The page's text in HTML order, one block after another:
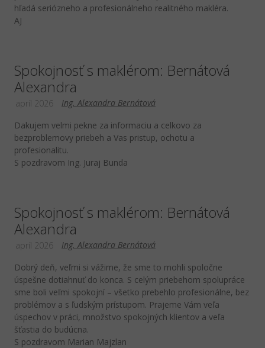
hľadá seriózneho a profesionálneho realitného makléra.
AJ
Spokojnosť s maklérom: Bernátová
Alexandra
Ing. Alexandra Bernátová
apríl 2026
Dakujem velmi pekne za informaciu a celkovo za
bezproblemovy priebeh a Vas pristup, ochotu a
profesionalitu.
S pozdravom Ing. Juraj Bunda
Spokojnosť s maklérom: Bernátová
Alexandra
Ing. Alexandra Bernátová
apríl 2026
Dobrý deň, veľmi si vážime, že sme to mohli spoločne
úspešne dotiahnuť do konca. S celým priebehom spolupráce
sme boli veľmi spokojní – všetko prebehlo profesionálne, bez
problémov a s ľudským prístupom. Prajeme Vám veľa
úspechov v práci, množstvo spokojných klientov a veľa
šťastia do budúcna.
S pozdravom Marian Majzlan